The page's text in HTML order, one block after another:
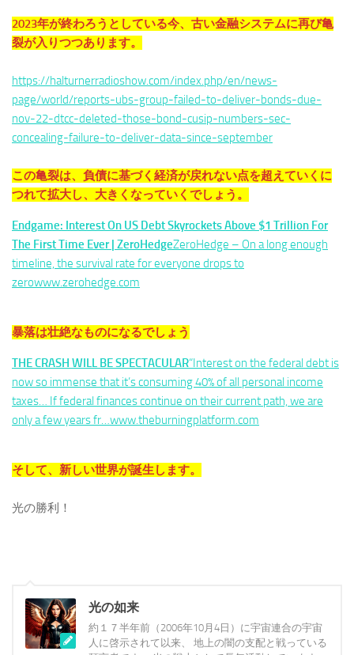
2023年が終わろうとしている今、古い金融システムに再び亀
裂が入りつつあります。
https://halturnerradioshow.com/index.php/en/news-
page/world/reports-ubs-group-failed-to-deliver-bonds-due-
nov-22-dtcc-deleted-those-bond-cusip-numbers-sec-
concealing-failure-to-deliver-data-since-september
この亀裂は、負債に基づく経済が戻れない点を超えていくに
つれて拡大し、大きくなっていくでしょう。
Endgame: Interest On US Debt Skyrockets Above $1 Trillion For
The First Time Ever | ZeroHedgeZeroHedge – On a long enough
timeline, the survival rate for everyone drops to
zerowww.zerohedge.com
暴落は壮絶なものになるでしょう
THE CRASH WILL BE SPECTACULAR“Interest on the federal debt is
now so immense that it’s consuming 40% of all personal income
taxes… If federal finances continue on their current path, we are
only a few years fr…www.theburningplatform.com
そして、新しい世界が誕生します。
光の勝利！
光の如来
約１７半年前（2006年10月4日）に宇宙連合の宇宙
人に啓示されて以来、 地上の闇の支配と戦っている